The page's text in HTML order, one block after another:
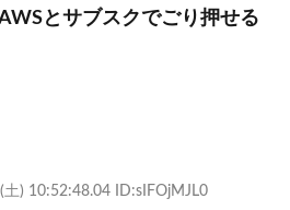
とサブスクでごり押せる
) 10:52:48.04 ID:sIFOjMJL0